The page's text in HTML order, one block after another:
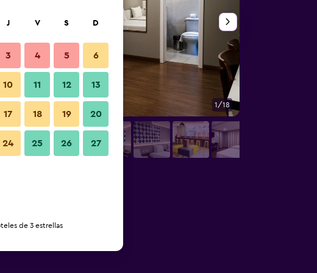
1/18
J V S D
3 4 5 6
10 11 12 13
17 18 19 20
24 25 26 27
de 3 estrellas